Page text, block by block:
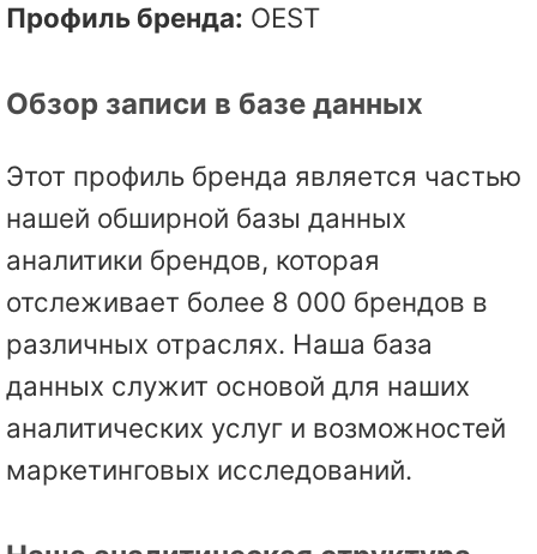
Профиль бренда: OEST
Обзор записи в базе данных
Этот профиль бренда является частью
нашей обширной базы данных
аналитики брендов, которая
отслеживает более 8 000 брендов в
различных отраслях. Наша база
данных служит основой для наших
аналитических услуг и возможностей
маркетинговых исследований.